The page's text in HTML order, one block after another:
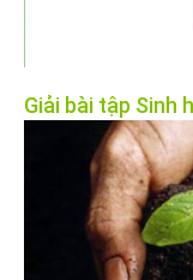
Giải bài tập Sinh